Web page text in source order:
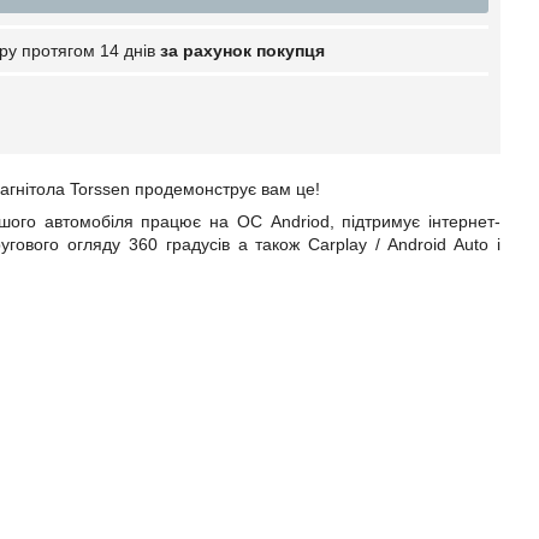
протягом 14 днів за рахунок покупця
Torssen продемонструє вам це!
автомобіля працює на ОС Andriod, підтримує інтернет-
огляду 360 градусів а такожCarplay / Android Auto і